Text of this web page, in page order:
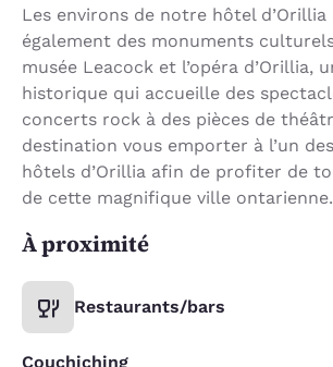
Les environs de notre hôtel
également des monuments
musée Leacock et l’opéra d’Orillia,
historique qui accueille des
concerts rock à des pièces de
destination vous emporter à l’un
hôtels d’Orillia afin de profiter de
de cette magnifique ville ontarienne.
À proximité
Restaurants/bars
Couchiching